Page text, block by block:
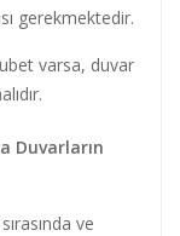
gerekmektedir.
varsa, duvar
Duvarların
ve